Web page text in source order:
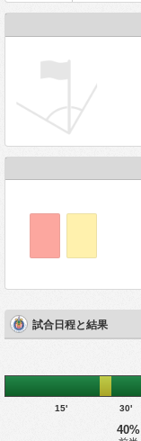
試合日程と結果
15' 30'
40%